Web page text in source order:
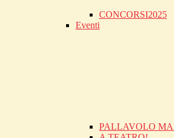
CONCORSI2025
Eventi
PALLAVOLO